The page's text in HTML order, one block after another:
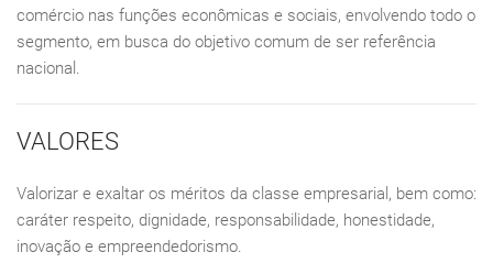
comércio nas funções econômicas e sociais, envolvendo todo o
segmento, em busca do objetivo comum de ser referência
nacional.
VALORES
Valorizar e exaltar os méritos da classe empresarial, bem como:
caráter respeito, dignidade, responsabilidade, honestidade,
inovação e empreendedorismo.